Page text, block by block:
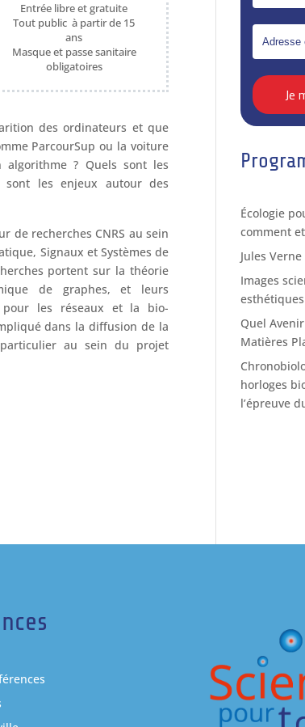
Entrée libre et gratuite
Tout public à partir de 15
ans
Masque et passe sanitaire
obligatoires
des ordinateurs et que
ParcourSup ou la voiture
algorithme ? Quels sont les
sont les enjeux autour des
de recherches CNRS au sein
Signaux et Systèmes de
portent sur la théorie
de graphes, et leurs
pour les réseaux et la bio-
dans la diffusion de la
au sein du projet
Écologie
comment
Jules
Images
esthétiques
Quel
Matières
horloges
l’épreuve